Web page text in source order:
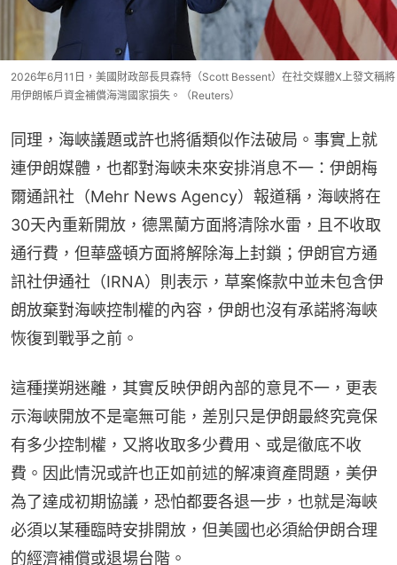
2026年6月11日，美國財政部長貝森特（Scott Bessent）在社交媒體X上發文稱將
用伊朗帳戶資金補償海灣國家損失。（Reuters）
同理，海峽議題或許也將循類似作法破局。事實上就
連伊朗媒體，也都對海峽未來安排消息不一：伊朗梅
爾通訊社（Mehr News Agency）報道稱，海峽將在
30天內重新開放，德黑蘭方面將清除水雷，且不收取
通行費，但華盛頓方面將解除海上封鎖；伊朗官方通
訊社伊通社（IRNA）則表示，草案條款中並未包含伊
朗放棄對海峽控制權的內容，伊朗也沒有承諾將海峽
恢復到戰爭之前。
這種撲朔迷離，其實反映伊朗內部的意見不一，更表
示海峽開放不是毫無可能，差別只是伊朗最終究竟保
有多少控制權，又將收取多少費用、或是徹底不收
費。因此情況或許也正如前述的解凍資產問題，美伊
為了達成初期協議，恐怕都要各退一步，也就是海峽
必須以某種臨時安排開放，但美國也必須給伊朗合理
的經濟補償或退場台階。